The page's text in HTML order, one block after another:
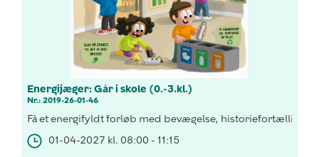
Energijæger: Går i skole (0.-3.kl.)
Nr.: 2019-26-01-46
Få et energifyldt forløb med bevægelse, historiefortælling
01-04-2027 kl. 08:00 - 11:15